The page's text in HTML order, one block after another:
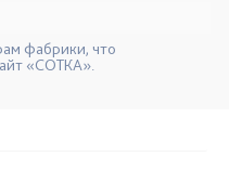
фабрики, что
«СОТКА».